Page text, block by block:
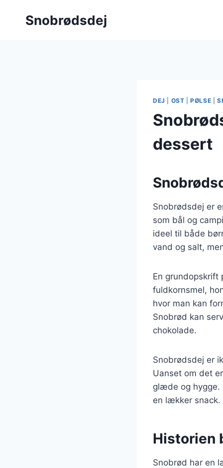
Snobrødsdej
DEJ OST |PØLSE
dessert
Snobrødsdej er
som bål og
ideel til både
vand og salt,
En grundopskrift
fuldkornsmel,
hvor man kan
Snobrød kan
chokolade.
Snobrødsdej er
Uanset om det
glæde og hygge.
en lækker snack.
Historien
Snobrød har en